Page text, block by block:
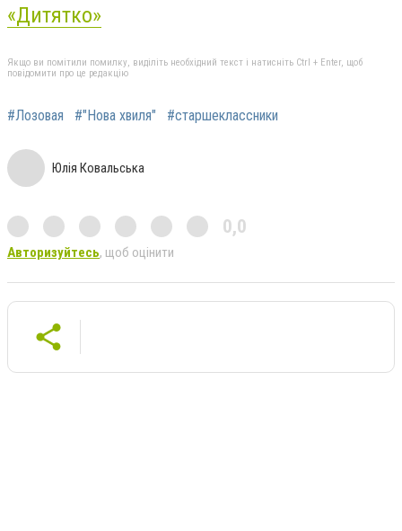
«Дитятко»
Якщо ви помітили помилку, виділіть необхідний текст і натисніть Ctrl + Enter, щоб
повідомити про це редакцію
#Лозовая #"Нова хвиля" #старшеклассники
Юлія Ковальська
0,0
Авторизуйтесь, щоб оцінити